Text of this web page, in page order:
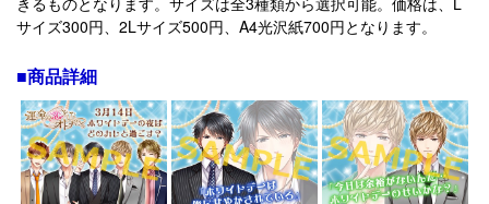
サイズ300円、2Lサイズ500円、A4光沢紙700円となります。
■商品詳細